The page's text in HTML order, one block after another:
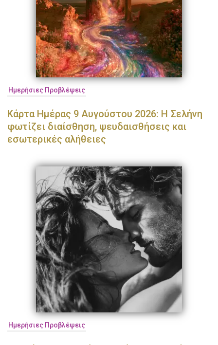
Ημερήσιες Προβλέψεις
Κάρτα Ημέρας 9 Αυγούστου 2026: Η Σελήνη
φωτίζει διαίσθηση, ψευδαισθήσεις και
εσωτερικές αλήθειες
Ημερήσιες Προβλέψεις